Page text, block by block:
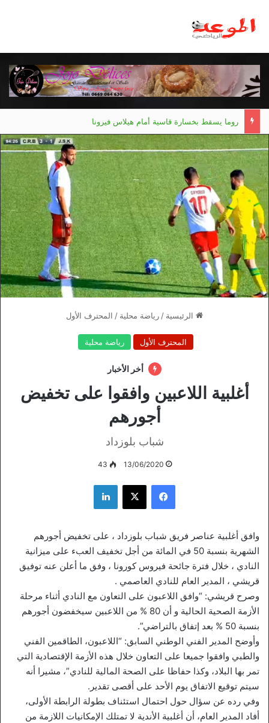
روما يسقط بخسارة قاسية أمام هيلاس فيرونا
الرئيسية /رياضة محلية / المحترف الأول
المحترف الأول رياضة محلية
أخر الأخبار
أغلبية اللاعبين وافقوا على تخفيض
أجورهم
شباب بلوزداد
13/06/2020
43
فيسبوك ‫X لينكدإن
وافق أغلبية عناصر فريق شباب بلوزداد ، على تخفيض أجورهم
الشهرية بنسبة 50 في المائة من أجل تخفيف العبء على ميزانية
النادي ، خلال فترة جائحة فيروس كورونا ، وفق ما أعلن عنه توفيق
قريشي ، المدير العام للنادي العاصمي .
وصرح قريشي: “وافق اللاعبون على التعاون مع النادي أثناء مرحلة
الأزمة الصحية الحالية و أن 80 % من اللاعبين سيخفضون أجورهم
بنسبة 50 % بعد إتفاق بالتراضي”.
وأوضح المدير الفني الوطني السابق: “اللاعبون، الطاقمين الفني
والطبي وافقوا جميعا على التعاون خلال هذه الأزمة الإقتصادية التي
تمر بها البلاد، وكذا حفاظا على الصحة المالية للنادي”، مشيرا أنه
سيتم توقيع الاتفاق يوم الأحد على أقصى تقدير.
وفي رده عن سؤال حول احتمال استئناف بطولة الرابطة الأولى،
أفاد المدير العام، أن أغلبية الأندية لا تمتلك الإمكانيات اللازمة من